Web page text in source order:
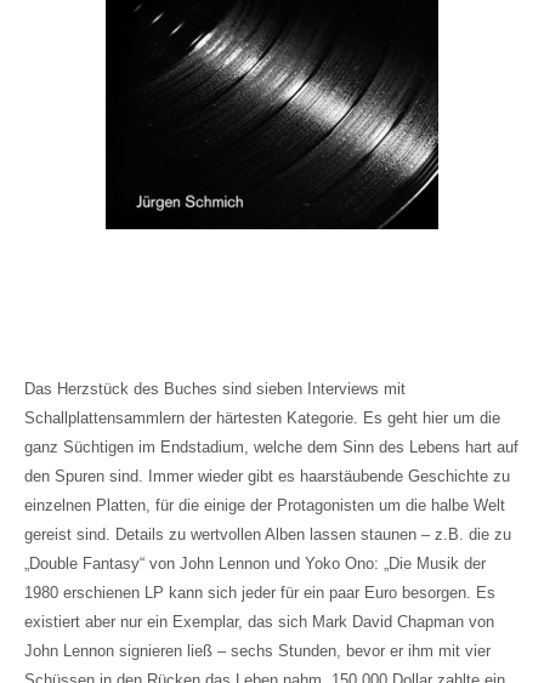
Das Herzstück des Buches sind sieben Interviews mit
Schallplattensammlern der härtesten Kategorie. Es geht hier um die
ganz Süchtigen im Endstadium, welche dem Sinn des Lebens hart auf
den Spuren sind. Immer wieder gibt es haarstäubende Geschichte zu
einzelnen Platten, für die einige der Protagonisten um die halbe Welt
gereist sind. Details zu wertvollen Alben lassen staunen – z.B. die zu
„Double Fantasy“ von John Lennon und Yoko Ono: „Die Musik der
1980 erschienen LP kann sich jeder für ein paar Euro besorgen. Es
existiert aber nur ein Exemplar, das sich Mark David Chapman von
John Lennon signieren ließ – sechs Stunden, bevor er ihm mit vier